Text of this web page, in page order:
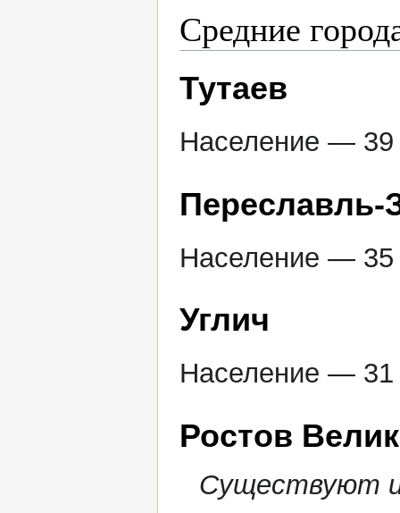
Средние
Тутаев
Население — 39
Переславль-
Население — 35
Углич
Население — 31
Ростов
Существуют и